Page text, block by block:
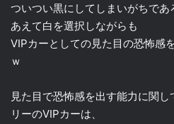
ついつい黒にしてしまいがちであ
あえて白を選択しながらも
VIPカーとしての見た目の恐怖感
ｗ
見た目で恐怖感を出す能力に関
リーのVIPカーは、